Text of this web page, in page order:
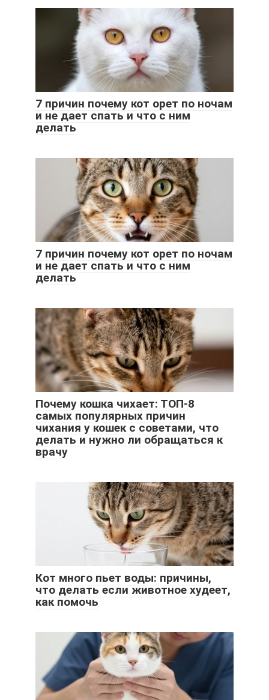
7 причин почему кот орет по ночам
и не дает спать и что с ним
делать
7 причин почему кот орет по ночам
и не дает спать и что с ним
делать
Почему кошка чихает: ТОП-8
самых популярных причин
чихания у кошек с советами, что
делать и нужно ли обращаться к
врачу
Кот много пьет воды: причины,
что делать если животное худеет,
как помочь